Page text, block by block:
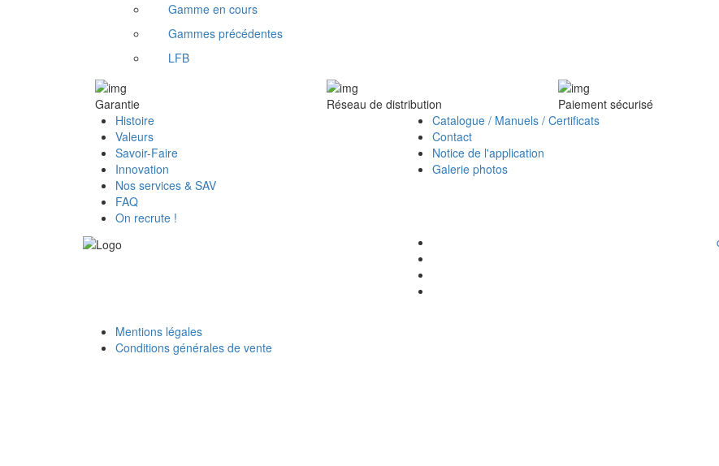
Gamme en cours
Gammes précédentes
LFB
Garantie Réseau de distribution Paiement sécurisé
Histoire
Valeurs
Savoir-Faire
Innovation
Nos services & SAV
FAQ
On recrute !
Catalogue / Manuels / Certificats
Contact
Notice de l'application
Galerie photos
Mentions légales
Conditions générales de vente